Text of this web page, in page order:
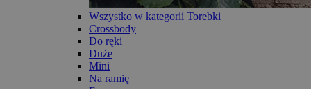
Wszystko w kategorii Torebki
Crossbody
Do ręki
Duże
Mini
Na ramię